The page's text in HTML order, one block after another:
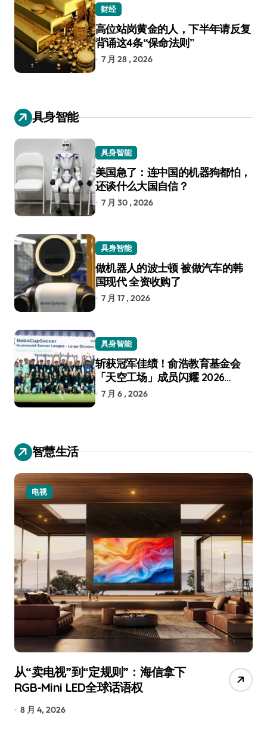
财经
高位站岗黄金的人，下半年请反复
背诵这4条“保命法则”
7 月 28 , 2026
具身智能
具身智能
美国急了：连中国的机器狗都怕，
还谈什么大国自信？
7 月 30 , 2026
具身智能
做机器人的波士顿 被做汽车的韩
国现代 全资收购了
7 月 17 , 2026
具身智能
斩获冠军佳绩！俞浩教育基金会
「天空工场」成员闪耀 2026
RoboCup 机器人世界杯
7 月 6 , 2026
智慧生活
电视
从“卖电视”到“定规则”：海信拿下
RGB-Mini LED全球话语权
8 月 4, 2026